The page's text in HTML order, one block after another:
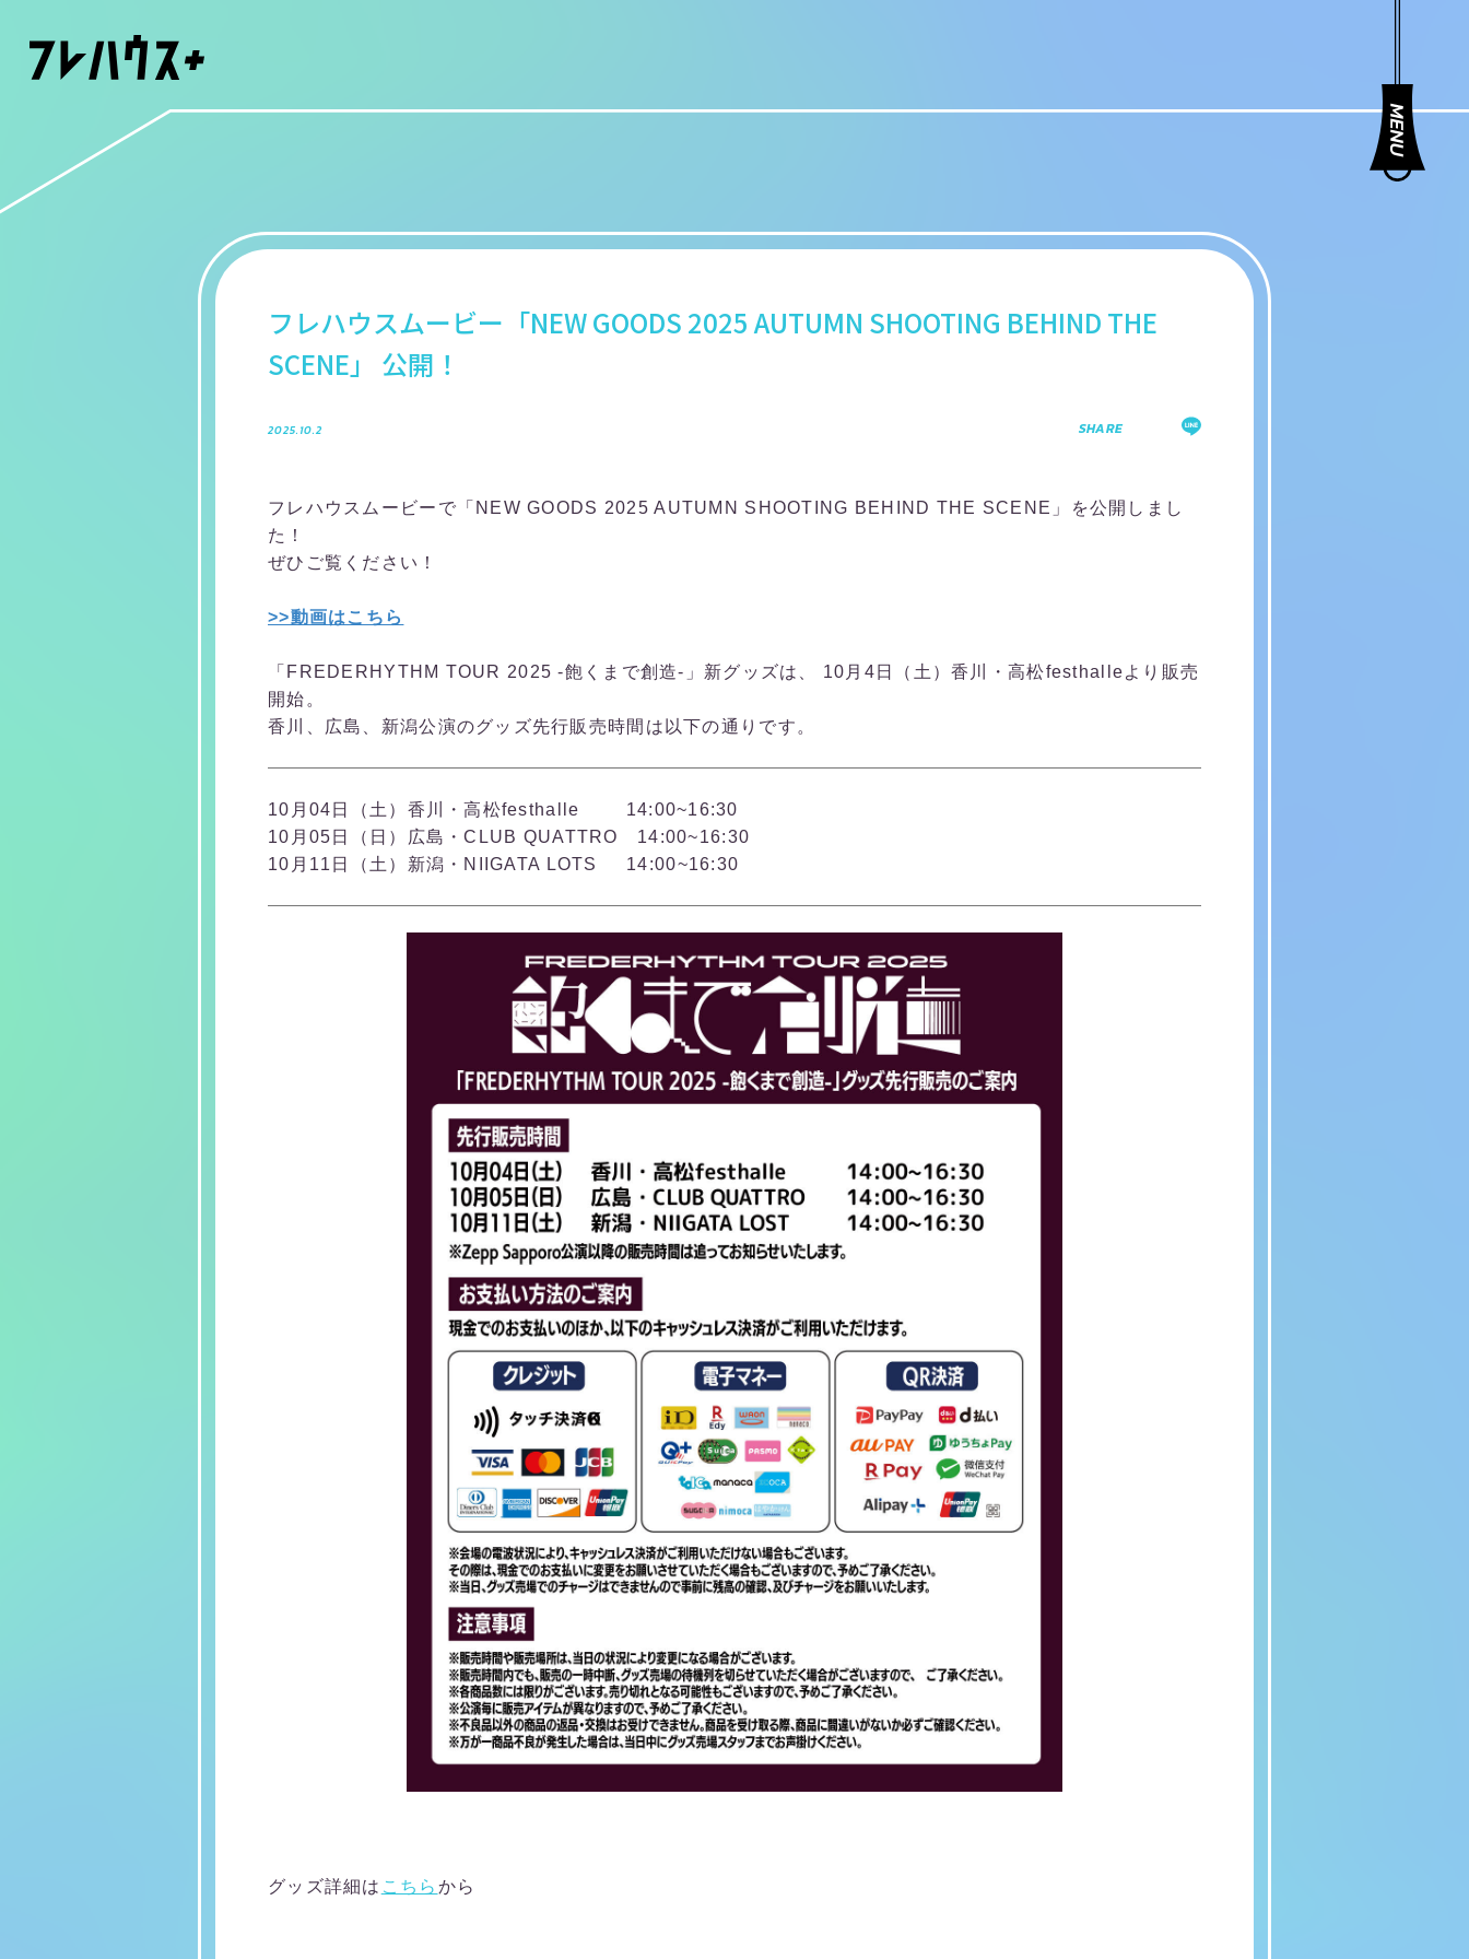
フレハウスムービー「NEW GOODS 2025 AUTUMN SHOOTING BEHIND THE
SCENE」 公開！
2025.10.2 SHARE
フレハウスムービーで「NEW GOODS 2025 AUTUMN SHOOTING BEHIND THE SCENE」を公開しまし
た！
ぜひご覧ください！
>>動画はこちら
「FREDERHYTHM TOUR 2025 -飽くまで創造-」新グッズは、 10月4日（土）香川・高松festhalleより販売
開始。
香川、広島、新潟公演のグッズ先行販売時間は以下の通りです。
10月04日（土）香川・高松festhalle 14:00~16:30
10月05日（日）広島・CLUB QUATTRO 14:00~16:30
10月11日（土）新潟・NIIGATA LOTS 14:00~16:30
グッズ詳細は こちら から